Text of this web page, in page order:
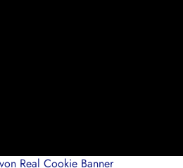
Real Cookie Banner